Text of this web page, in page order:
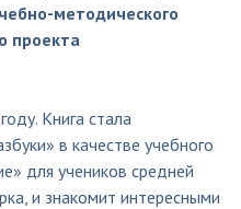
методического
проекта
Книга стала
в качестве учебного
для учеников средней
и знакомит интересными